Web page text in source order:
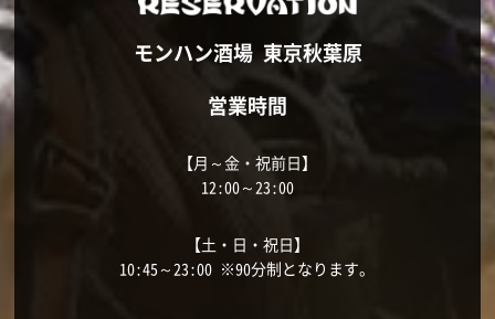
モンハン酒場 東京秋葉原
営業時間
【月～金・祝前日】
12:00～23:00
【土・日・祝日】
10:45～23:00 ※90分制となります。